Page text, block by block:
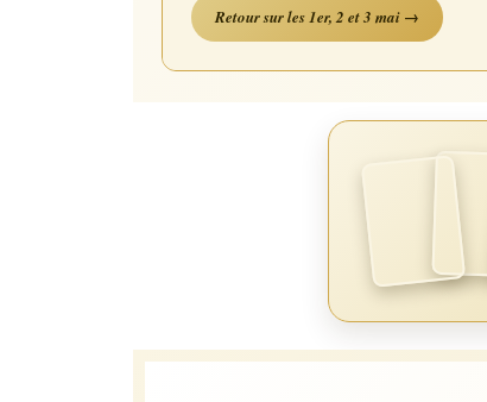
Retour sur les 1er, 2 et 3 mai →